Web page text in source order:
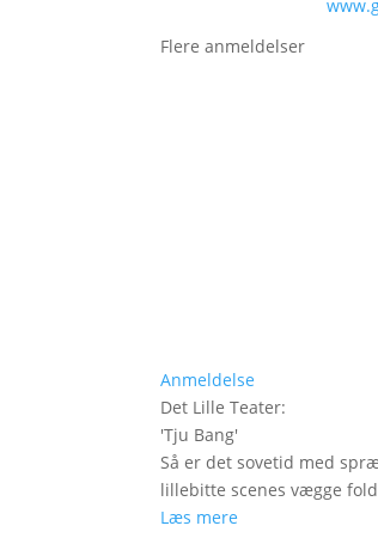
Flere anmeldelser
Anmeldelse
Det Lille Teater:
'Tju Bang'
Så er det sovetid med
lillebitte scenes vægge
Læs mere